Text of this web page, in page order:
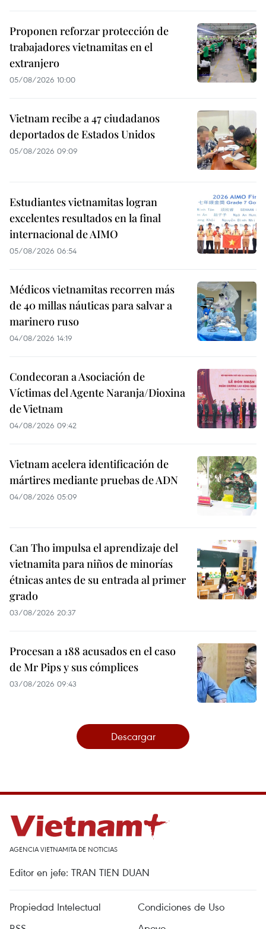
Proponen reforzar protección de
trabajadores vietnamitas en el
extranjero
05/08/2026 10:00
Vietnam recibe a 47 ciudadanos
deportados de Estados Unidos
05/08/2026 09:09
Estudiantes vietnamitas logran
excelentes resultados en la final
internacional de AIMO
05/08/2026 06:54
Médicos vietnamitas recorren más
de 40 millas náuticas para salvar a
marinero ruso
04/08/2026 14:19
Condecoran a Asociación de
Víctimas del Agente Naranja/Dioxina
de Vietnam
04/08/2026 09:42
Vietnam acelera identificación de
mártires mediante pruebas de ADN
04/08/2026 05:09
Can Tho impulsa el aprendizaje del
vietnamita para niños de minorías
étnicas antes de su entrada al primer
grado
03/08/2026 20:37
Procesan a 188 acusados en el caso
de Mr Pips y sus cómplices
03/08/2026 09:43
Descargar
AGENCIA VIETNAMITA DE NOTICIAS
Editor en jefe: TRAN TIEN DUAN
Propiedad Intelectual
Condiciones de Uso